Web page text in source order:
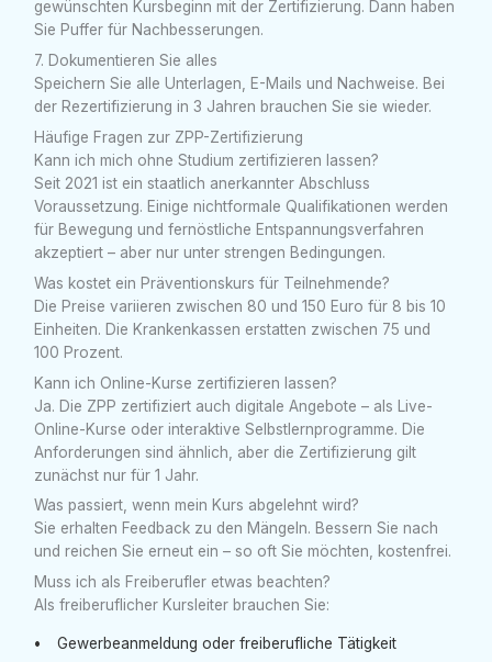
gewünschten Kursbeginn mit der Zertifizierung. Dann haben
Sie Puffer für Nachbesserungen.
7. Dokumentieren Sie alles
Speichern Sie alle Unterlagen, E-Mails und Nachweise. Bei
der Rezertifizierung in 3 Jahren brauchen Sie sie wieder.
Häufige Fragen zur ZPP-Zertifizierung
Kann ich mich ohne Studium zertifizieren lassen?
Seit 2021 ist ein staatlich anerkannter Abschluss
Voraussetzung. Einige nichtformale Qualifikationen werden
für Bewegung und fernöstliche Entspannungsverfahren
akzeptiert – aber nur unter strengen Bedingungen.
Was kostet ein Präventionskurs für Teilnehmende?
Die Preise variieren zwischen 80 und 150 Euro für 8 bis 10
Einheiten. Die Krankenkassen erstatten zwischen 75 und
100 Prozent.
Kann ich Online-Kurse zertifizieren lassen?
Ja. Die ZPP zertifiziert auch digitale Angebote – als Live-
Online-Kurse oder interaktive Selbstlernprogramme. Die
Anforderungen sind ähnlich, aber die Zertifizierung gilt
zunächst nur für 1 Jahr.
Was passiert, wenn mein Kurs abgelehnt wird?
Sie erhalten Feedback zu den Mängeln. Bessern Sie nach
und reichen Sie erneut ein – so oft Sie möchten, kostenfrei.
Muss ich als Freiberufler etwas beachten?
Als freiberuflicher Kursleiter brauchen Sie:
Gewerbeanmeldung oder freiberufliche Tätigkeit